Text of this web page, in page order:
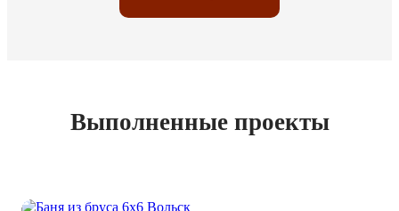
Выполненные проекты